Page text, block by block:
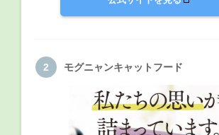
モグニャンキャットフード